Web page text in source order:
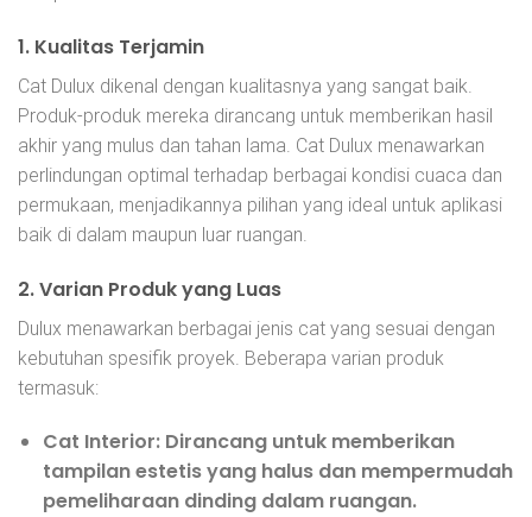
1. Kualitas Terjamin
Cat Dulux dikenal dengan kualitasnya yang sangat baik.
Produk-produk mereka dirancang untuk memberikan hasil
akhir yang mulus dan tahan lama. Cat Dulux menawarkan
perlindungan optimal terhadap berbagai kondisi cuaca dan
permukaan, menjadikannya pilihan yang ideal untuk aplikasi
baik di dalam maupun luar ruangan.
2.Varian Produk yang Luas
Dulux menawarkan berbagai jenis cat yang sesuai dengan
kebutuhan spesifik proyek. Beberapa varian produk
termasuk:
Cat Interior: Dirancang untuk memberikan
tampilan estetis yang halus dan mempermudah
pemeliharaan dinding dalam ruangan.